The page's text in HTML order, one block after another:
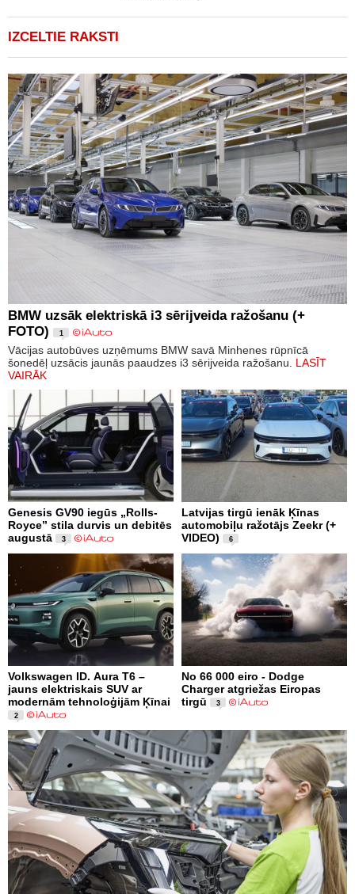
IZCELTIE RAKSTI
BMW uzsāk elektriskā i3 sērijveida ražošanu (+
FOTO)
1
Vācijas autobūves uzņēmums BMW savā Minhenes rūpnīcā
šonedēļ uzsācis jaunās paaudzes i3 sērijveida ražošanu. LASĪT
VAIRĀK
Genesis GV90 iegūs „Rolls-
Royce” stila durvis un debitēs
augustā
3
Latvijas tirgū ienāk Ķīnas
automobiļu ražotājs Zeekr (+
VIDEO)
6
Volkswagen ID. Aura T6 –
jauns elektriskais SUV ar
modernām tehnoloģijām Ķīnai
2
No 66 000 eiro - Dodge
Charger atgriežas Eiropas
tirgū
3